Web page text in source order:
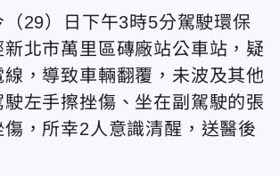
（29）日下午3時5分駕駛環保
北市萬里區磚廠站公車站，疑
，導致車輛翻覆，未波及其他
左手擦挫傷、坐在副駕駛的張
，所幸2人意識清醒，送醫後